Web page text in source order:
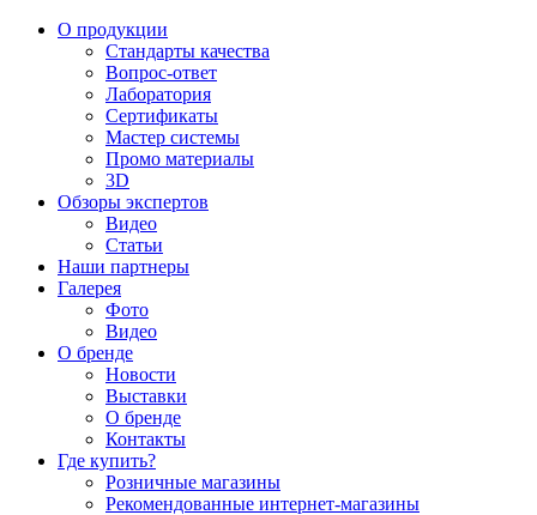
О продукции
Стандарты качества
Вопрос-ответ
Лаборатория
Сертификаты
Мастер системы
Промо материалы
3D
Обзоры экспертов
Видео
Статьи
Наши партнеры
Галерея
Фото
Видео
О бренде
Новости
Выставки
О бренде
Контакты
Где купить?
Розничные магазины
Рекомендованные интернет-магазины